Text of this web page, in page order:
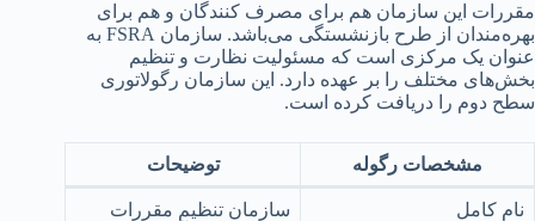
مقررات این سازمان هم برای مصرف کنندگان و هم برای
بهره‌مندان از طرح بازنشستگی می‌باشد. سازمان FSRA به
عنوان یک مرکزی است که مسئولیت نظارت و تنظیم
بخش‌های مختلف را بر عهده دارد. این سازمان رگولاتوری
سطح دوم را دریافت کرده است.
مشخصات رگوله توضیحات
نام کامل
سازمان تنظیم مقررات